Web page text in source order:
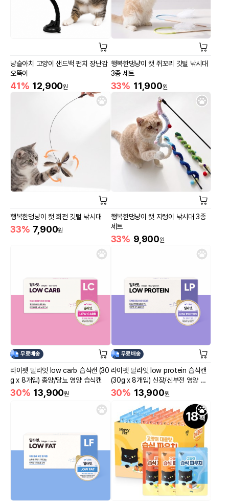
냥슬아치 고양이 샌드백 펀치 장난감
오뚝이
41% 12,900원
행복한댕냥이 캣 쥐꼬리 깃털 낚시대
3종 세트
33% 11,900원
행복한댕냥이 캣 회전 깃털 낚시대
33% 7,900원
행복한댕냥이 캣 지렁이 낚시대 3종
세트
33% 9,900원
무료배송
라이펫 딜라잇 low carb 습식캔 (30
g x 8개입) 종양/당뇨 영양 습식캔
30% 13,900원
무료배송
라이펫 딜라잇 low protein 습식캔
(30g x 8개입) 신장/신부전 영양 습
식캔
30% 13,900원